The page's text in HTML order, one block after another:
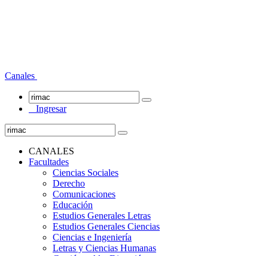
Canales
Ingresar
CANALES
Facultades
Ciencias Sociales
Derecho
Comunicaciones
Educación
Estudios Generales Letras
Estudios Generales Ciencias
Ciencias e Ingeniería
Letras y Ciencias Humanas